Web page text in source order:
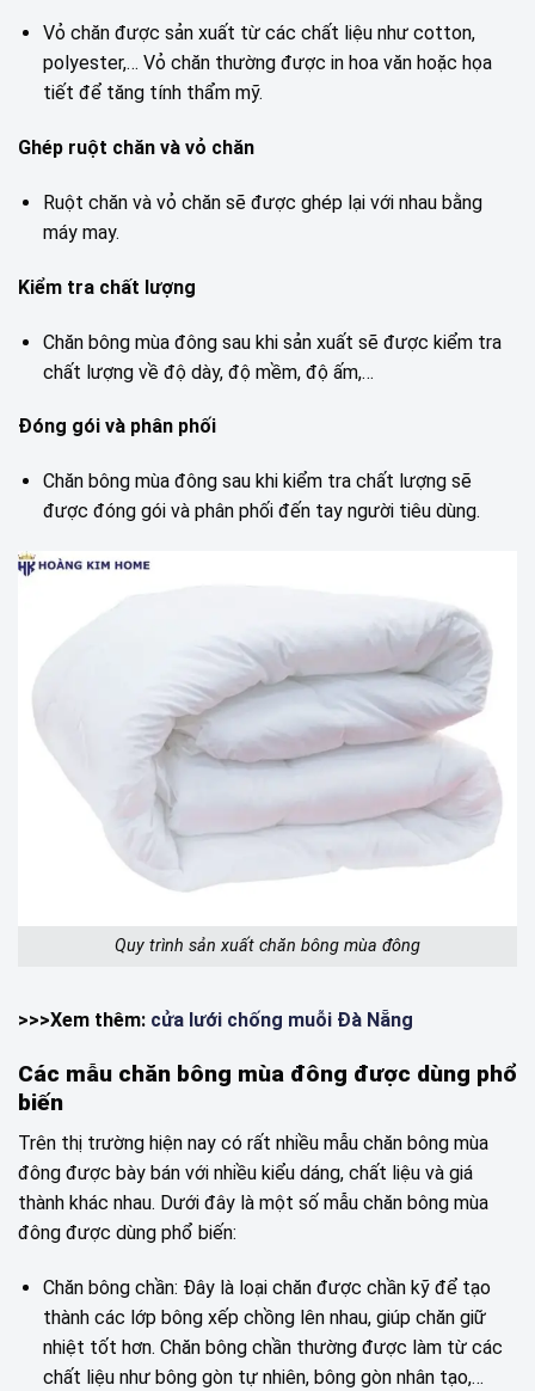
Vỏ chăn được sản xuất từ các chất liệu như cotton,
polyester,… Vỏ chăn thường được in hoa văn hoặc họa
tiết để tăng tính thẩm mỹ.
Ghép ruột chăn và vỏ chăn
Ruột chăn và vỏ chăn sẽ được ghép lại với nhau bằng
máy may.
Kiểm tra chất lượng
Chăn bông mùa đông sau khi sản xuất sẽ được kiểm tra
chất lượng về độ dày, độ mềm, độ ấm,…
Đóng gói và phân phối
Chăn bông mùa đông sau khi kiểm tra chất lượng sẽ
được đóng gói và phân phối đến tay người tiêu dùng.
Quy trình sản xuất chăn bông mùa đông
>>>Xem thêm: cửa lưới chống muỗi Đà Nẵng
Các mẫu chăn bông mùa đông được dùng phổ
biến
Trên thị trường hiện nay có rất nhiều mẫu chăn bông mùa
đông được bày bán với nhiều kiểu dáng, chất liệu và giá
thành khác nhau. Dưới đây là một số mẫu chăn bông mùa
đông được dùng phổ biến:
Chăn bông chần: Đây là loại chăn được chần kỹ để tạo
thành các lớp bông xếp chồng lên nhau, giúp chăn giữ
nhiệt tốt hơn. Chăn bông chần thường được làm từ các
chất liệu như bông gòn tự nhiên, bông gòn nhân tạo,…